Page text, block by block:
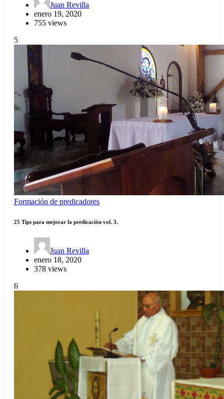
Juan Revilla
enero 19, 2020
755 views
5
Formación de predicadores
25 Tips para mejorar la predicación vol. 3.
Juan Revilla
enero 18, 2020
378 views
6